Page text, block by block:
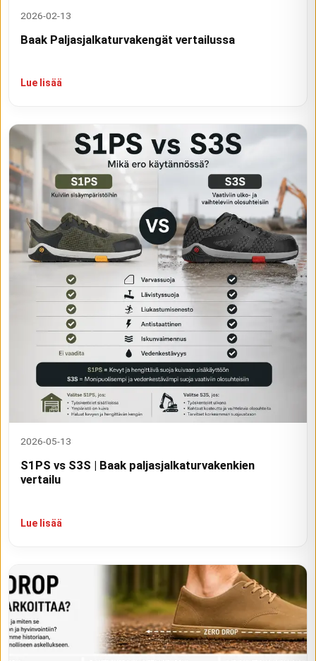
2026-02-13
Baak Paljasjalkaturvakengät vertailussa
Lue lisää
2026-05-13
S1PS vs S3S | Baak paljasjalkaturvakenkien
vertailu
Lue lisää